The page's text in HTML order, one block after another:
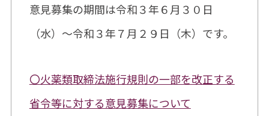
意見募集の期間は令和３年６月３０日
（水）～令和３年７月２９日（木）です。
〇火薬類取締法施行規則の一部を改正する
省令等に対する意見募集について